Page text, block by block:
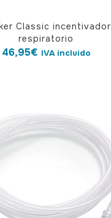
Classic incentivador
respiratorio
46,95€ IVA incluido